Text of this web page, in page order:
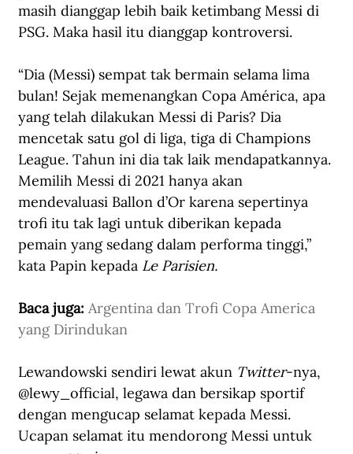
masih dianggap lebih baik ketimbang Messi di
PSG. Maka hasil itu dianggap kontroversi.
“Dia (Messi) sempat tak bermain selama lima
bulan! Sejak memenangkan Copa América, apa
yang telah dilakukan Messi di Paris? Dia
mencetak satu gol di liga, tiga di Champions
League. Tahun ini dia tak laik mendapatkannya.
Memilih Messi di 2021 hanya akan
mendevaluasi Ballon d’Or karena sepertinya
trofi itu tak lagi untuk diberikan kepada
pemain yang sedang dalam performa tinggi,”
kata Papin kepada Le Parisien.
Baca juga: Argentina dan Trofi Copa America
yang Dirindukan
Lewandowski sendiri lewat akun Twitter-nya,
@lewy_official, legawa dan bersikap sportif
dengan mengucap selamat kepada Messi.
Ucapan selamat itu mendorong Messi untuk